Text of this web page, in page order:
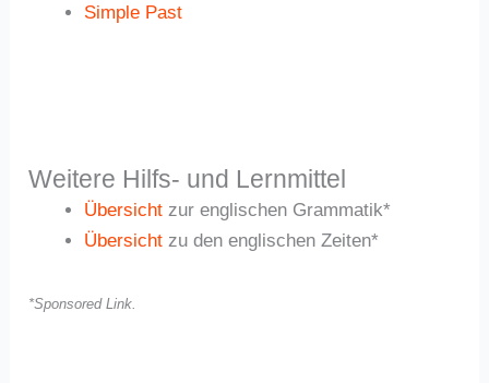
Simple Past
Weitere Hilfs- und Lernmittel
Übersicht zur englischen Grammatik*
Übersicht zu den englischen Zeiten*
*Sponsored Link.